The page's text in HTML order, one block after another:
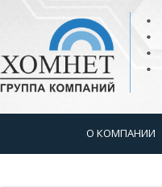
О КОМПАНИИ